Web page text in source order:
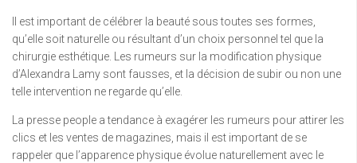
Il est important de célébrer la beauté sous toutes ses formes,
qu’elle soit naturelle ou résultant d’un choix personnel tel que la
chirurgie esthétique. Les rumeurs sur la modification physique
d’Alexandra Lamy sont fausses, et la décision de subir ou non une
telle intervention ne regarde qu’elle.
La presse people a tendance à exagérer les rumeurs pour attirer les
clics et les ventes de magazines, mais il est important de se
rappeler que l’apparence physique évolue naturellement avec le